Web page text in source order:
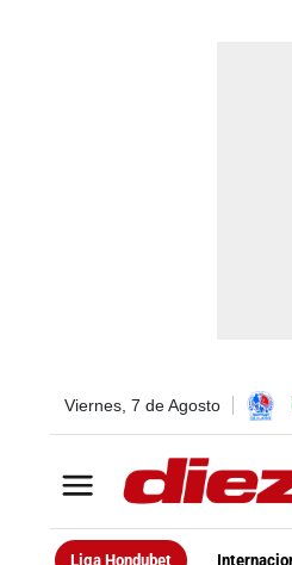
Viernes, 7 de Agosto
Liga Hondubet